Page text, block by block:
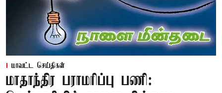
மாவட்ட செய்திகள்
மாதாந்திர பராமரிப்பு பணி: